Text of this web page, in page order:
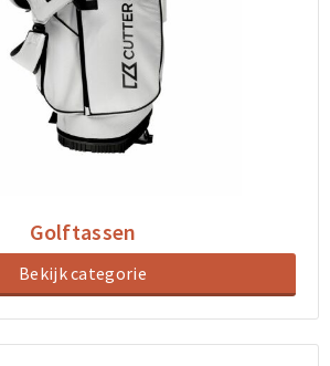
Golftassen
Bekijk categorie